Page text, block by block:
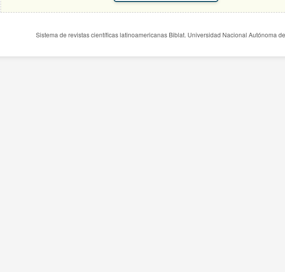
Sistema de revistas científicas latinoamericanas Biblat. Universidad Nacional Autónoma